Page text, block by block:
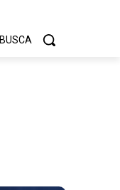
BUSCA